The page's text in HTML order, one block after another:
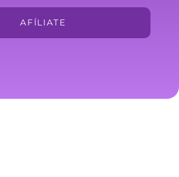
AFÍLIATE